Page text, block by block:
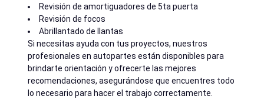
Revisión de amortiguadores de 5ta puerta
Revisión de focos
Abrillantado de llantas
Si necesitas ayuda con tus proyectos, nuestros
profesionales en autopartes están disponibles para
brindarte orientación y ofrecerte las mejores
recomendaciones, asegurándose que encuentres todo
lo necesario para hacer el trabajo correctamente.